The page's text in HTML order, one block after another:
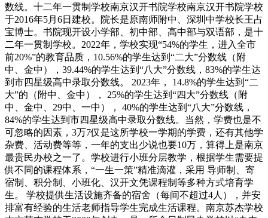
数线。十二年一贯制学校南京汉开书院学校南京汉开书院学校
于2016年5月6日建校。院长是原南师附中、深圳中学校长王占
宝博士。书院现开设小学部、初中部、高中部与双语部，是十
二年一贯制学校。2022年，学校实现“54%的学生，进入全市
前20%”的教育品质，10.56%的学生达到“二大”分数线（附
中、金中），39.44%的学生达到“八大”分数线，83%的学生达
到市四星级高中录取分数线。 2023年， 14.8%的学生达到“二
大”的（附中、金中）， 25%的学生达到“四大”分数线（附
中、金中、29中、一中）， 40%的学生达到“八大”分数线，
84%的学生达到市四星级高中录取分数线。当然，学费也是不
可忽略的因素，3万7仅是这所学校一学期的学费，还有其他学
杂费、活动费等等，一年的支出少说也要10万，算得上是南京
最贵民办校之一了。学校进行小班分层教学，根据学生需要提
供不同的课程体系，“一生一策”精准滴灌，采用 导师制、寄
宿制、积分制、小班化、汉开文凭课程制等多种方式培育学
生。 学校提供生活设施齐备的宿舍（每间不超过4人），并安
排富有经验的生活老师指导学生完成生活课程。南京苏杰学校